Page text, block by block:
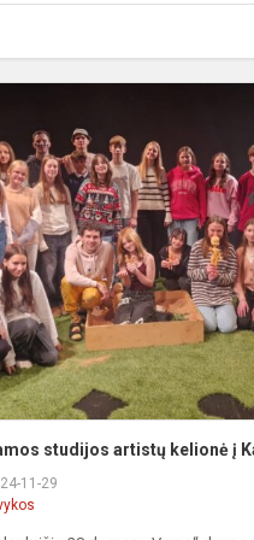
studijos artistų kelionė į
11-29